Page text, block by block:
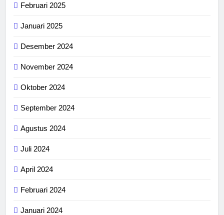
Februari 2025
Januari 2025
Desember 2024
November 2024
Oktober 2024
September 2024
Agustus 2024
Juli 2024
April 2024
Februari 2024
Januari 2024